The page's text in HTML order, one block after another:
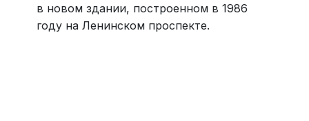
в новом здании, построенном в 1986
году на Ленинском проспекте.